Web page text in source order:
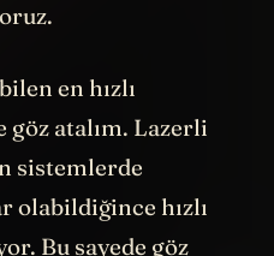
en hızlı
atalım. Lazerli
sistemlerde
olabildiğince hızlı
Bu sayede göz